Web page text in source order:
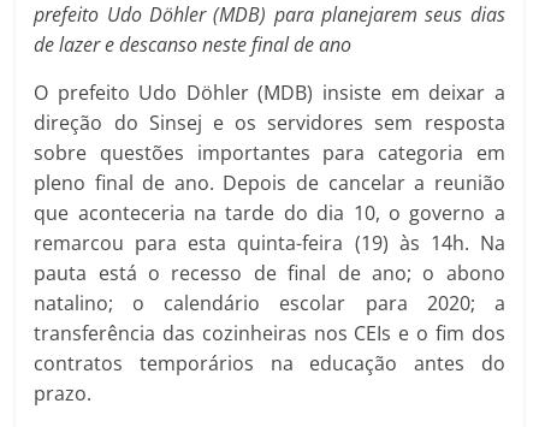
prefeito Udo Döhler (MDB) para planejarem seus dias
de lazer e descanso neste final de ano
O prefeito Udo Döhler (MDB) insiste em deixar a
direção do Sinsej e os servidores sem resposta
sobre questões importantes para categoria em
pleno final de ano. Depois de cancelar a reunião
que aconteceria na tarde do dia 10, o governo a
remarcou para esta quinta-feira (19) às 14h. Na
pauta está o recesso de final de ano; o abono
natalino; o calendário escolar para 2020; a
transferência das cozinheiras nos CEIs e o fim dos
contratos temporários na educação antes do
prazo.